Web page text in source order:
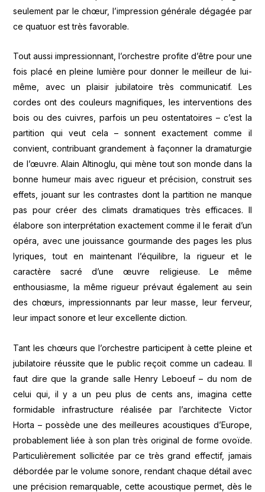
seulement par le chœur, l’impression générale dégagée par
ce quatuor est très favorable.
Tout aussi impressionnant, l’orchestre profite d’être pour une
fois placé en pleine lumière pour donner le meilleur de lui-
même, avec un plaisir jubilatoire très communicatif. Les
cordes ont des couleurs magnifiques, les interventions des
bois ou des cuivres, parfois un peu ostentatoires – c’est la
partition qui veut cela – sonnent exactement comme il
convient, contribuant grandement à façonner la dramaturgie
de l’œuvre. Alain Altinoglu, qui mène tout son monde dans la
bonne humeur mais avec rigueur et précision, construit ses
effets, jouant sur les contrastes dont la partition ne manque
pas pour créer des climats dramatiques très efficaces. Il
élabore son interprétation exactement comme il le ferait d’un
opéra, avec une jouissance gourmande des pages les plus
lyriques, tout en maintenant l’équilibre, la rigueur et le
caractère sacré d’une œuvre religieuse. Le même
enthousiasme, la même rigueur prévaut également au sein
des chœurs, impressionnants par leur masse, leur ferveur,
leur impact sonore et leur excellente diction.
Tant les chœurs que l’orchestre participent à cette pleine et
jubilatoire réussite que le public reçoit comme un cadeau. Il
faut dire que la grande salle Henry Leboeuf – du nom de
celui qui, il y a un peu plus de cents ans, imagina cette
formidable infrastructure réalisée par l’architecte Victor
Horta – possède une des meilleures acoustiques d’Europe,
probablement liée à son plan très original de forme ovoïde.
Particulièrement sollicitée par ce très grand effectif, jamais
débordée par le volume sonore, rendant chaque détail avec
une précision remarquable, cette acoustique permet, dès le